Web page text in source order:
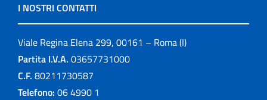
I NOSTRI CONTATTI
Viale Regina Elena 299, 00161 – Roma (I)
Partita I.V.A. 03657731000
C.F. 80211730587
Telefono: 06 4990 1